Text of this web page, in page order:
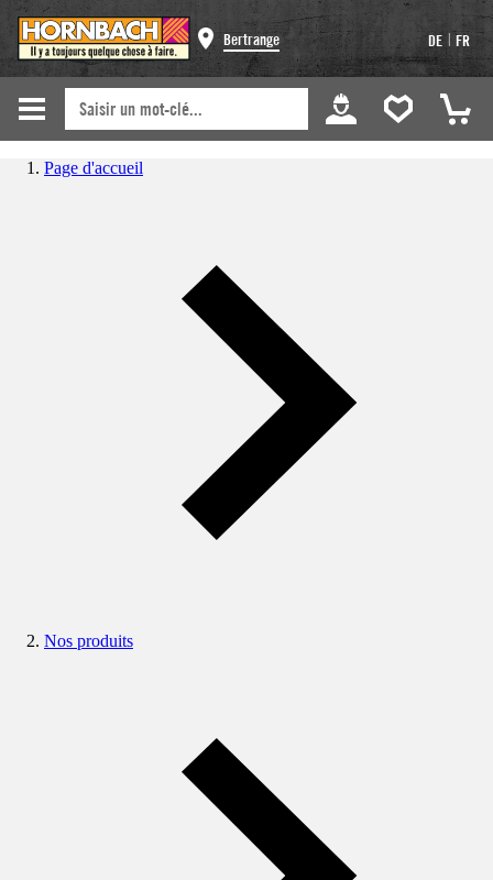
Bertrange DE | FR
Page d'accueil
Nos produits